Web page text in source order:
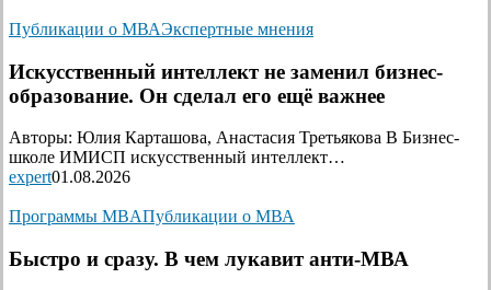
Публикации о МВАЭкспертные мнения
Искусственный интеллект не заменил бизнес-
образование. Он сделал его ещё важнее
Авторы: Юлия Карташова, Анастасия Третьякова В Бизнес-
школе ИМИСП искусственный интеллект…
expert01.08.2026
Программы MBAПубликации о МВА
Быстро и сразу. В чем лукавит анти-МВА